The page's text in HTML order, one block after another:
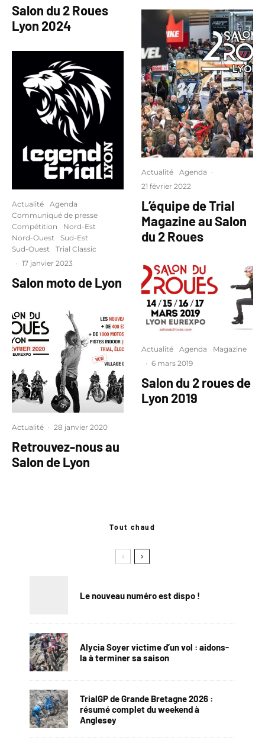
Salon du 2 Roues
Lyon 2024
Actualité
Agenda
Communiqué de presse
Compétition
Nord-Est
Nord-Ouest
Sud-Est
Sud-Ouest
Trial Classic
· 17 janvier 2023
Salon moto de Lyon
Actualité · 28 janvier 2020
Retrouvez-nous au
Salon de Lyon
Actualité Agenda ·
21 février 2022
L’équipe de Trial
Magazine au Salon
du 2 Roues
Actualité Agenda
Magazine
· 6 mars 2019
Salon du 2 roues de
Lyon 2019
Tout chaud
Le nouveau numéro est dispo !
Alycia Soyer victime d’un vol : aidons-
la à terminer sa saison
TrialGP de Grande Bretagne 2026 :
résumé complet du weekend à
Anglesey